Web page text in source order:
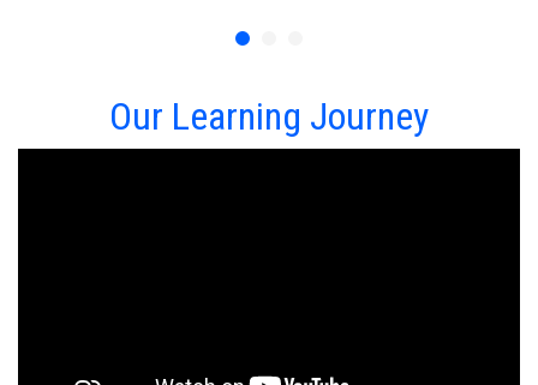
Our Learning Journey